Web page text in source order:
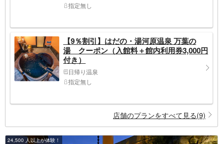
指定無し
【9％割引】はだの・湯河原温泉 万葉の
湯 クーポン（入館料＋館内利用券3,000円
付き）
日帰り温泉
指定無し
店舗のプランをすべて見る(9)
24,500 人以上が体験！